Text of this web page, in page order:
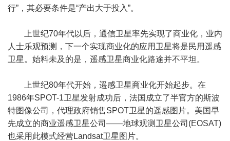
行”，其必要条件是“产出大于投入”。
上世纪70年代以后，通信卫星率先实现了商业化，业内
人士乐观预测，下一个实现商业化的应用卫星将是民用遥感
卫星。始料未及的是，遥感卫星商业化路途并不平坦。
上世纪80年代开始，遥感卫星商业化开始起步。在
1986年SPOT-1卫星发射成功后，法国成立了半官方的斯波
特图像公司，代理政府销售SPOT卫星的遥感图片。美国早
先成立的商业遥感卫星公司——地球观测卫星公司(EOSAT)
也采用此模式经营Landsat卫星图片。